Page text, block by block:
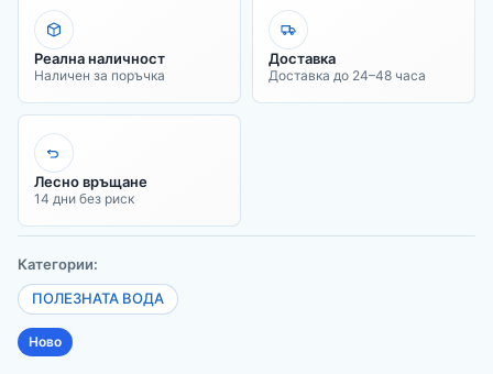
Реална наличност
Наличен за поръчка
Доставка
Доставка до 24–48 часа
Лесно връщане
14 дни без риск
Категории:
ПОЛЕЗНАТА ВОДА
Ново